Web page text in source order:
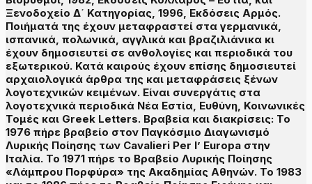
Ξενοδοχείο Δ΄ Κατηγορίας, 1996, Εκδόσεις Αρμός.
Ποιήματά της έχουν μεταφραστεί στα γερμανικά,
ισπανικά, πολωνικά, αγγλικά και βραζιλιάνικα κι
έχουν δημοσιευτεί σε ανθολογίες και περιοδικά του
εξωτερικού. Κατά καιρούς έχουν επίσης δημοσιευτεί
αρχαιολογικά άρθρα της και μεταφράσεις ξένων
λογοτεχνικών κειμένων. Είναι συνεργάτις στα
λογοτεχνικά περιοδικά Νέα Εστία, Ευθύνη, Κοινωνικές
Τομές και Greek Letters. Βραβεία και διακρίσεις: Το
1976 πήρε βραβείο στον Παγκόσμιο Διαγωνισμό
Λυρικής Ποίησης των Cavalieri Per l’ Europa στην
Ιταλία. Το 1971 πήρε το Βραβείο Λυρικής Ποίησης
«Λάμπρου Πορφύρα» της Ακαδημίας Αθηνών. Το 1983